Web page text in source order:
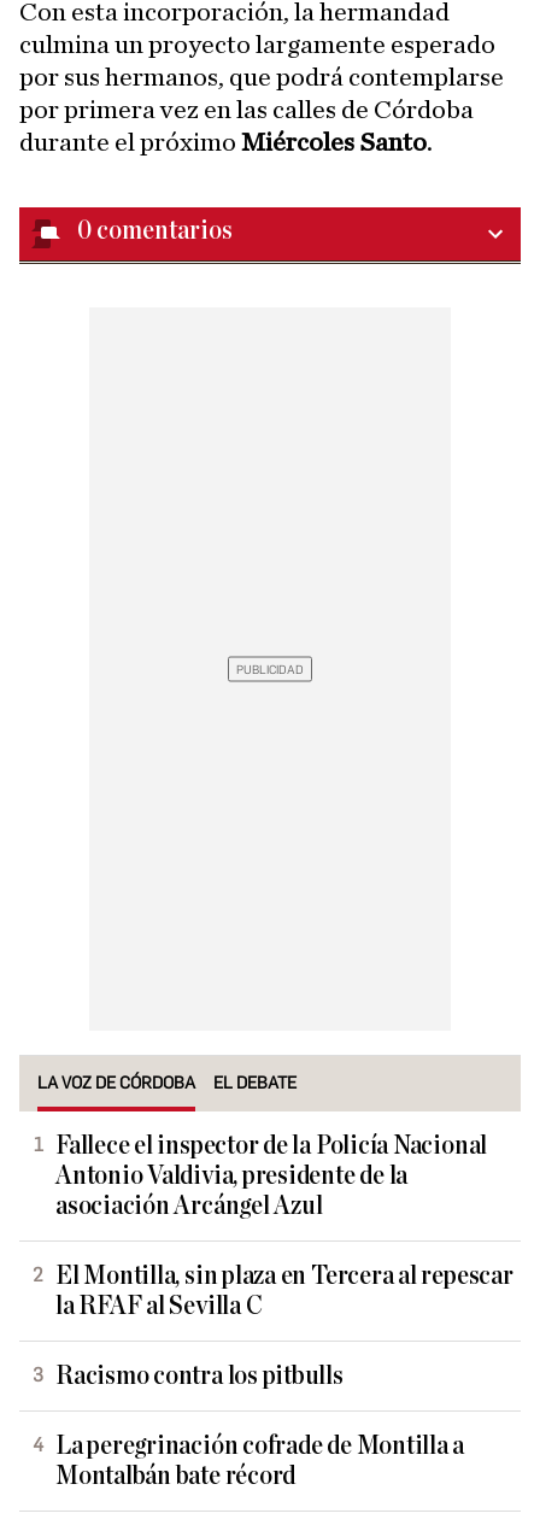
Con esta incorporación, la hermandad
culmina un proyecto largamente esperado
por sus hermanos, que podrá contemplarse
por primera vez en las calles de Córdoba
durante el próximo Miércoles Santo.
0 comentarios
LA VOZ DE CÓRDOBA EL DEBATE
Fallece el inspector de la Policía Nacional
Antonio Valdivia, presidente de la
asociación Arcángel Azul
El Montilla, sin plaza en Tercera al repescar
la RFAF al Sevilla C
Racismo contra los pitbulls
La peregrinación cofrade de Montilla a
Montalbán bate récord